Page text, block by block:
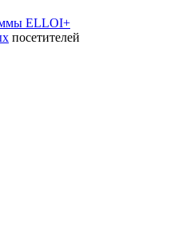
ELLOI+
посетителей